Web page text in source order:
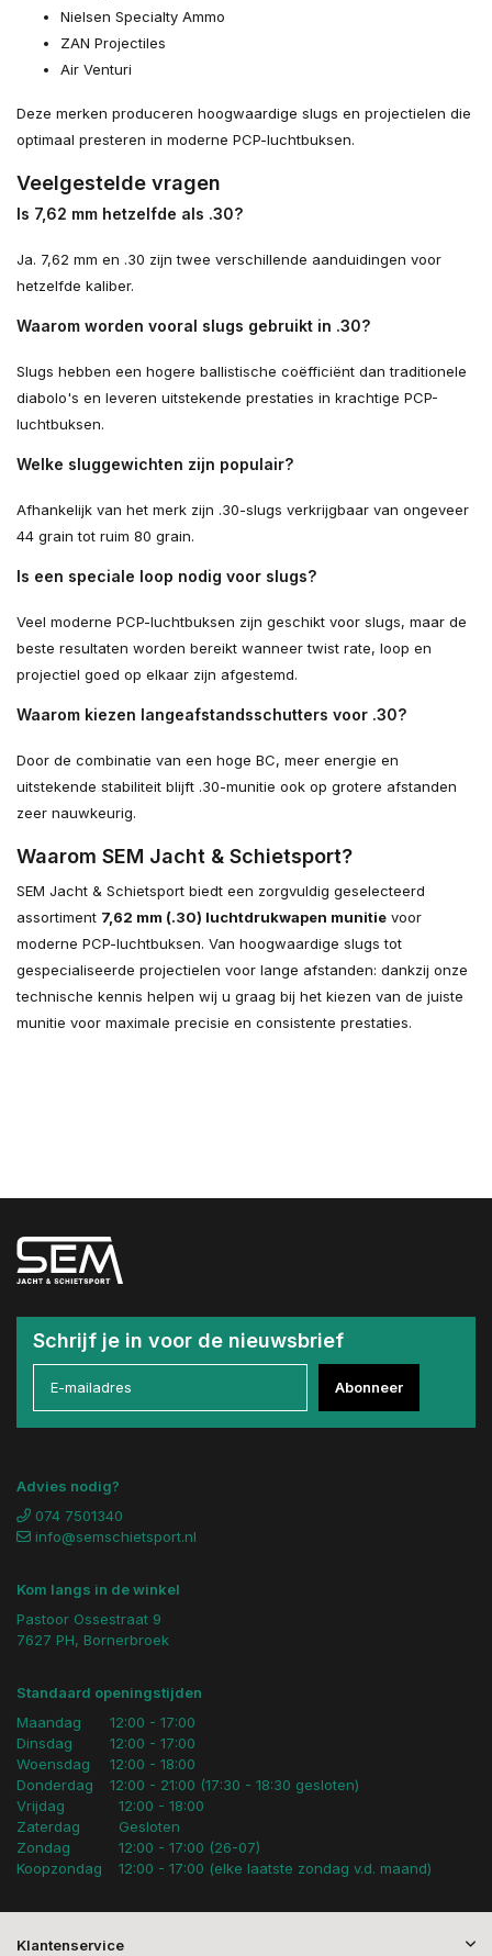
Nielsen Specialty Ammo
ZAN Projectiles
Air Venturi
Deze merken produceren hoogwaardige slugs en projectielen die
optimaal presteren in moderne PCP-luchtbuksen.
Veelgestelde vragen
Is 7,62 mm hetzelfde als .30?
Ja. 7,62 mm en .30 zijn twee verschillende aanduidingen voor
hetzelfde kaliber.
Waarom worden vooral slugs gebruikt in .30?
Slugs hebben een hogere ballistische coëfficiënt dan traditionele
diabolo's en leveren uitstekende prestaties in krachtige PCP-
luchtbuksen.
Welke sluggewichten zijn populair?
Afhankelijk van het merk zijn .30-slugs verkrijgbaar van ongeveer
44 grain tot ruim 80 grain.
Is een speciale loop nodig voor slugs?
Veel moderne PCP-luchtbuksen zijn geschikt voor slugs, maar de
beste resultaten worden bereikt wanneer twist rate, loop en
projectiel goed op elkaar zijn afgestemd.
Waarom kiezen langeafstandsschutters voor .30?
Door de combinatie van een hoge BC, meer energie en
uitstekende stabiliteit blijft .30-munitie ook op grotere afstanden
zeer nauwkeurig.
Waarom SEM Jacht & Schietsport?
SEM Jacht & Schietsport biedt een zorgvuldig geselecteerd
assortiment 7,62 mm (.30) luchtdrukwapen munitie voor
moderne PCP-luchtbuksen. Van hoogwaardige slugs tot
gespecialiseerde projectielen voor lange afstanden: dankzij onze
technische kennis helpen wij u graag bij het kiezen van de juiste
munitie voor maximale precisie en consistente prestaties.
Schrijf je in voor de nieuwsbrief
Abonneer
Advies nodig?
074 7501340
info@semschietsport.nl
Kom langs in de winkel
Pastoor Ossestraat 9
7627 PH, Bornerbroek
Standaard openingstijden
Maandag
Dinsdag
Woensdag
Donderdag
12:00 - 17:00
12:00 - 17:00
12:00 - 18:00
12:00 - 21:00 (17:30 - 18:30 gesloten)
Vrijdag
Zaterdag
Zondag
Koopzondag
12:00 - 18:00
Gesloten
12:00 - 17:00 (26-07)
12:00 - 17:00 (elke laatste zondag v.d. maand)
Klantenservice